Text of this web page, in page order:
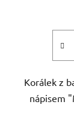
Korálek z
nápisem